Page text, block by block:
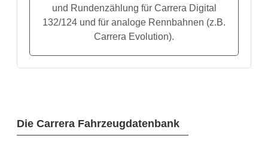
Die Carrera Fahrzeugdatenbank
und Rundenzählung für Carrera Digital
132/124 und für analoge Rennbahnen (z.B.
Carrera Evolution).